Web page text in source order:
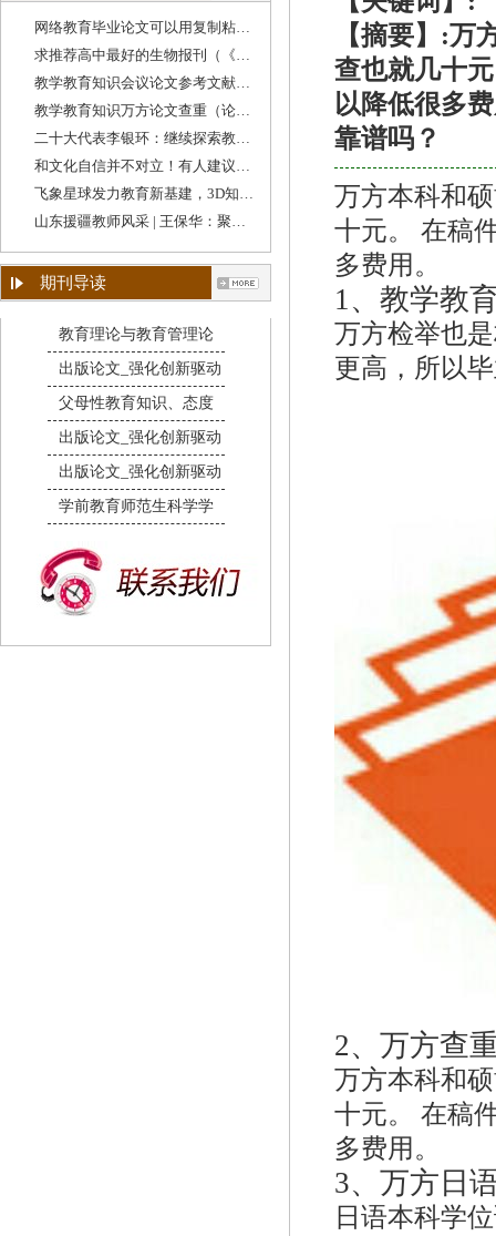
网络教育毕业论文可以用复制粘贴吗（学校教育
求推荐高中最好的生物报刊（《教育教学》期刊
教学教育知识会议论文参考文献格式（教育类论
教学教育知识万方论文查重（论文查重跟教学设
二十大代表李银环：继续探索教育教学方法，守
和文化自信并不对立！有人建议降低“英语教学
飞象星球发力教育新基建，3D知识图谱助力教学质
山东援疆教师风采 | 王保华：聚焦教学质量提升
期刊导读
教育理论与教育管理论
出版论文_强化创新驱动
父母性教育知识、态度
出版论文_强化创新驱动
出版论文_强化创新驱动
学前教育师范生科学学
【摘要】:万
查也就几十
以降低很多
靠谱吗？
万方本科和
十元。 在稿
多费用。
1、 教学教
万方检举也
更高，所以
2、 万方查
万方本科和
十元。 在稿
多费用。
3、 万方日
日语本科学